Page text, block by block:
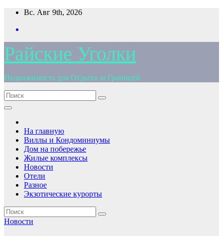
Перейти
содержимому
Вс. Авг 9th, 2026
Райские Уголки
Недвижимость для Отдыха за Границей
На главную
Виллы и Кондоминиумы
Дом на побережье
Жилые комплексы
Новости
Отели
Разное
Экзотические курорты
Новости